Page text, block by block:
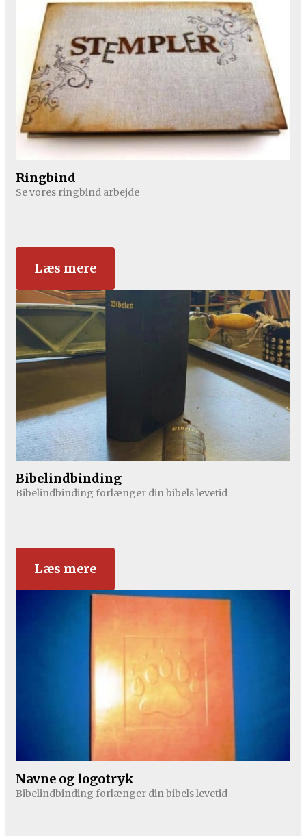
Ringbind
Se vores ringbind arbejde
Læs mere
Bibelindbinding
Bibelindbinding forlænger din bibels levetid
Læs mere
Navne og logotryk
Bibelindbinding forlænger din bibels levetid